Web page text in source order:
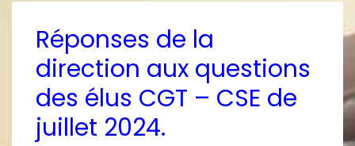
Réponses de la
direction aux questions
des élus CGT – CSE de
juillet 2024.